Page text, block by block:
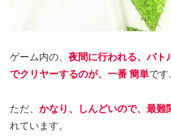
ゲーム内の、 夜間に行われる、バト
でクリヤーするのが、一番 簡単です
ただ、 かなり、しんどいので、最難
れています。